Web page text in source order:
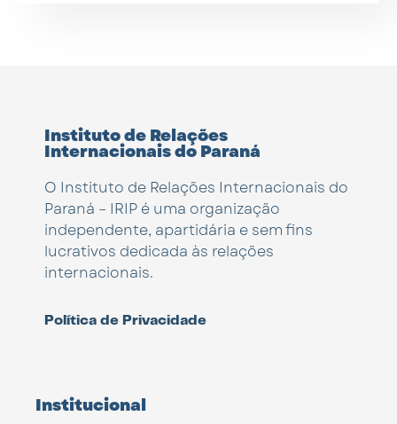
Instituto de Relações
Internacionais do Paraná
O Instituto de Relações Internacionais do
Paraná – IRIP é uma organização
independente, apartidária e sem fins
lucrativos dedicada às relações
internacionais.
Política de Privacidade
Institucional